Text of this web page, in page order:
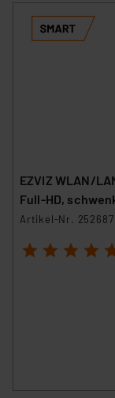
EZVIZ WLAN/
Full-HD,
Artikel-Nr. 252687
1 2 3 4 5